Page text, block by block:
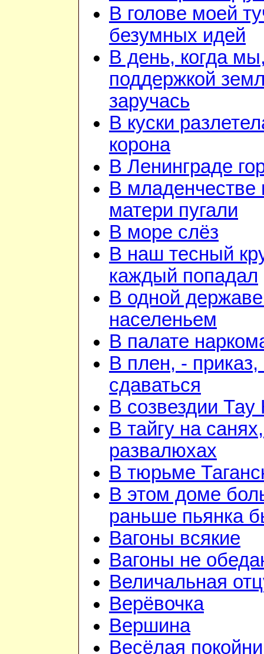
В голове моей
безумных идей
В день, когда
поддержкой
заручась
В куски
корона
В Ленинграде
В младенчестве
матери пугали
В море слёз
В наш тесный
каждый попадал
В одной
населеньем
В палате
В плен, - приказ,
сдаваться
В созвездии Тау
В тайгу на
развалюхах
В тюрьме
В этом доме
раньше пьянка
Вагоны всякие
Вагоны не
Величальная
Верёвочка
Вершина
Весёлая